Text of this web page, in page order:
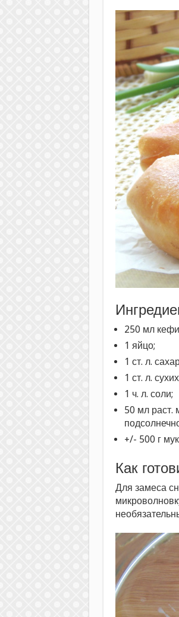
250 мл
1 яйцо;
1 ст. л.
1 ст. л.
1 ч. л. соли;
50 мл раст.
+/- 500 г
Как
Для замеса